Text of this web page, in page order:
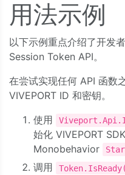
用法示例
以下示例重点介绍了开发
Session Token API。
在尝试实现任何 API 函数
VIVEPORT ID 和密钥。
使用
始化 VIVEPORT
Monobehavior
调用